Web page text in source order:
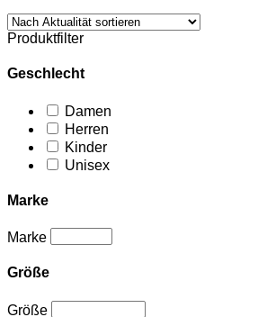
Produktfilter
Geschlecht
Damen
Herren
Kinder
Unisex
Marke
Marke
Größe
Größe